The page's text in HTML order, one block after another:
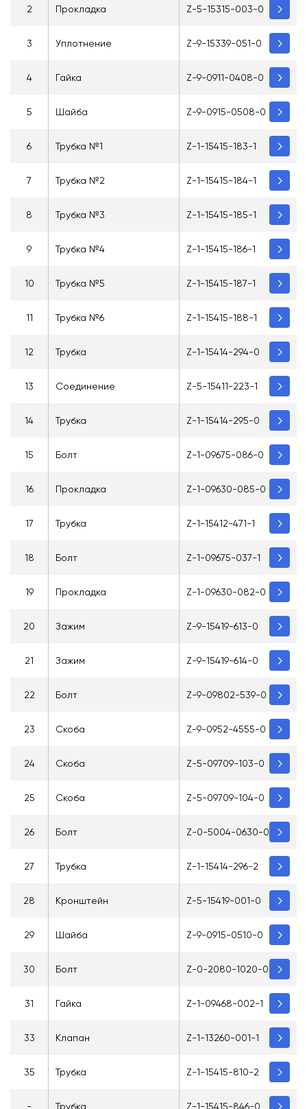
2 Прокладка Z-5-15315-003-0
3 Уплотнение Z-9-15339-051-0
4 Гайка Z-9-0911-0408-0
5 Шайба Z-9-0915-0508-0
6 Трубка №1 Z-1-15415-183-1
7 Трубка №2 Z-1-15415-184-1
8 Трубка №3 Z-1-15415-185-1
9 Трубка №4 Z-1-15415-186-1
10 Трубка №5 Z-1-15415-187-1
11 Трубка №6 Z-1-15415-188-1
12 Трубка Z-1-15414-294-0
13 Соединение Z-5-15411-223-1
14 Трубка Z-1-15414-295-0
15 Болт Z-1-09675-086-0
16 Прокладка Z-1-09630-085-0
17 Трубка Z-1-15412-471-1
18 Болт Z-1-09675-037-1
19 Прокладка Z-1-09630-082-0
20 Зажим Z-9-15419-613-0
21 Зажим Z-9-15419-614-0
22 Болт Z-9-09802-539-0
23 Скоба Z-9-0952-4555-0
24 Скоба Z-5-09709-103-0
25 Скоба Z-5-09709-104-0
26 Болт Z-0-5004-0630-0
27 Трубка Z-1-15414-296-2
28 Кронштейн Z-5-15419-001-0
29 Шайба Z-9-0915-0510-0
30 Болт Z-0-2080-1020-0
31 Гайка Z-1-09468-002-1
33 Клапан Z-1-13260-001-1
35 Трубка Z-1-15415-810-2
- Трубка Z-1-15415-846-0